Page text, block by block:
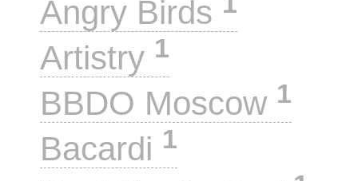
Angry Birds
Artistry 1
BBDO Moscow 1
Bacardi 1